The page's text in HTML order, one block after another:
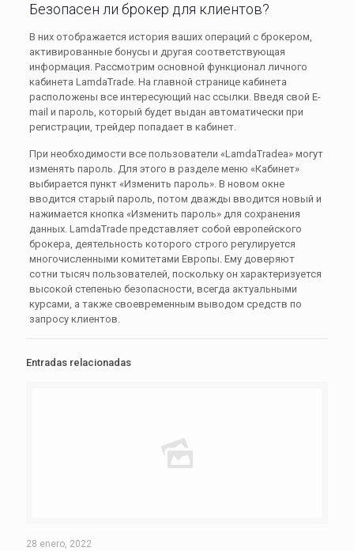
Безопасен ли брокер для клиентов?
В них отображается история ваших операций с брокером,
активированные бонусы и другая соответствующая
информация. Рассмотрим основной функционал личного
кабинета LamdaTrade. На главной странице кабинета
расположены все интересующий нас ссылки. Введя свой E-
mail и пароль, который будет выдан автоматически при
регистрации, трейдер попадает в кабинет.
При необходимости все пользователи «LamdaTradeа» могут
изменять пароль. Для этого в разделе меню «Кабинет»
выбирается пункт «Изменить пароль». В новом окне
вводится старый пароль, потом дважды вводится новый и
нажимается кнопка «Изменить пароль» для сохранения
данных. LamdaTrade представляет собой европейского
брокера, деятельность которого строго регулируется
многочисленными комитетами Европы. Ему доверяют
сотни тысяч пользователей, поскольку он характеризуется
высокой степенью безопасности, всегда актуальными
курсами, а также своевременным выводом средств по
запросу клиентов.
Entradas relacionadas
28 enero, 2022